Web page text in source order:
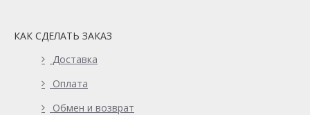
КАК СДЕЛАТЬ ЗАКАЗ
Доставка
Оплата
Обмен и возврат